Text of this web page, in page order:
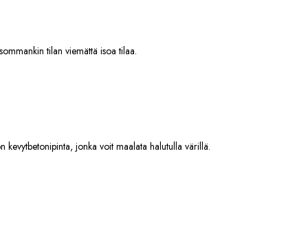
tilan viemättä isoa tilaa.
kevytbetonipinta, jonka voit maalata halutulla värillä.